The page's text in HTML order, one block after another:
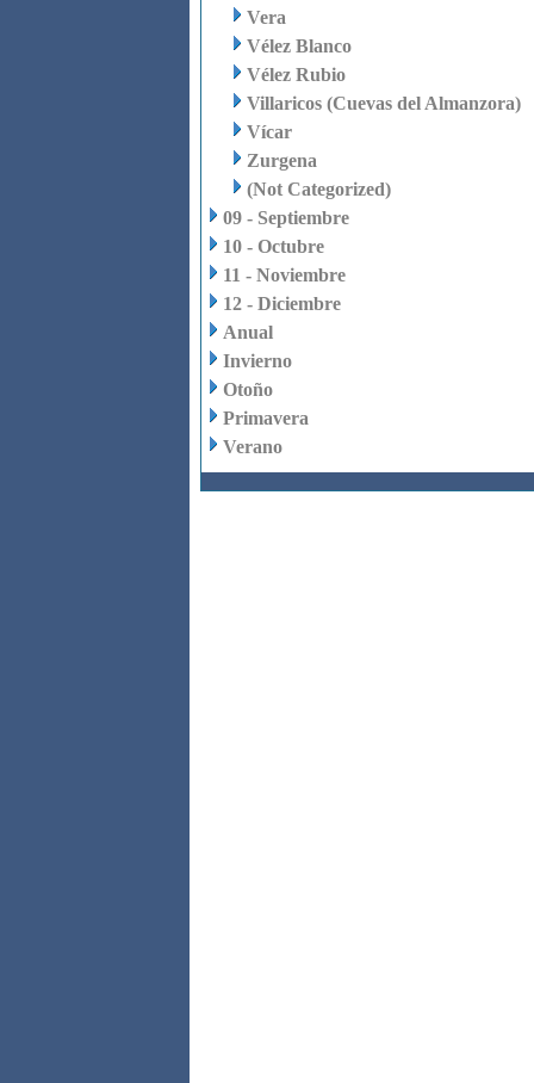
Vera
Vélez Blanco
Vélez Rubio
Villaricos (Cuevas del Almanzora)
Vícar
Zurgena
(Not Categorized)
09 - Septiembre
10 - Octubre
11 - Noviembre
12 - Diciembre
Anual
Invierno
Otoño
Primavera
Verano